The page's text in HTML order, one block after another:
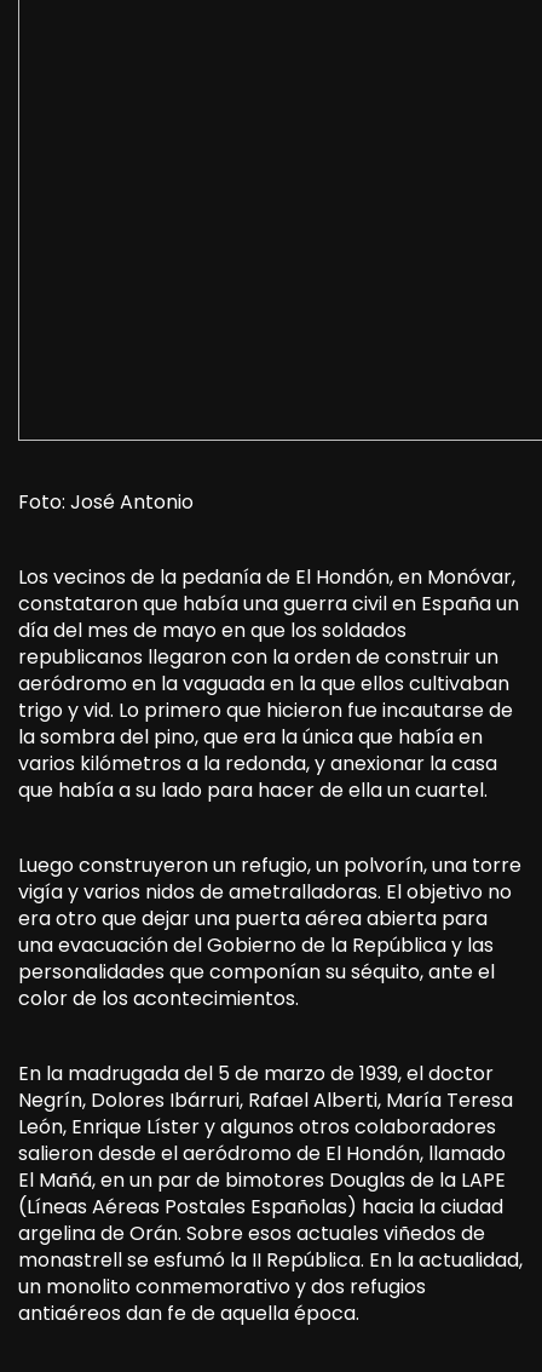
Foto: José Antonio
Los vecinos de la pedanía de El Hondón, en Monóvar,
constataron que había una guerra civil en España un
día del mes de mayo en que los soldados
republicanos llegaron con la orden de construir un
aeródromo en la vaguada en la que ellos cultivaban
trigo y vid. Lo primero que hicieron fue incautarse de
la sombra del pino, que era la única que había en
varios kilómetros a la redonda, y anexionar la casa
que había a su lado para hacer de ella un cuartel.
Luego construyeron un refugio, un polvorín, una torre
vigía y varios nidos de ametralladoras. El objetivo no
era otro que dejar una puerta aérea abierta para
una evacuación del Gobierno de la República y las
personalidades que componían su séquito, ante el
color de los acontecimientos.
En la madrugada del 5 de marzo de 1939, el doctor
Negrín, Dolores Ibárruri, Rafael Alberti, María Teresa
León, Enrique Líster y algunos otros colaboradores
salieron desde el aeródromo de El Hondón, llamado
El Mañá, en un par de bimotores Douglas de la LAPE
(Líneas Aéreas Postales Españolas) hacia la ciudad
argelina de Orán. Sobre esos actuales viñedos de
monastrell se esfumó la II República. En la actualidad,
un monolito conmemorativo y dos refugios
antiaéreos dan fe de aquella época.